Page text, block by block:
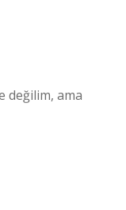
değilim, ama